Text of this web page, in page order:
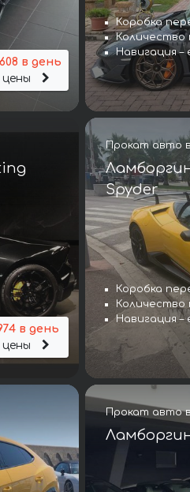
в день
Коробка
Количество
Навигация –
в день
Прокат авто
Spyder
Коробка
Количество
Навигация –
Прокат авто